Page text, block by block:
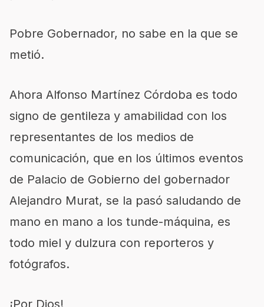
Pobre Gobernador, no sabe en la que se
metió.
Ahora Alfonso Martínez Córdoba es todo
signo de gentileza y amabilidad con los
representantes de los medios de
comunicación, que en los últimos eventos
de Palacio de Gobierno del gobernador
Alejandro Murat, se la pasó saludando de
mano en mano a los tunde-máquina, es
todo miel y dulzura con reporteros y
fotógrafos.
¡Por Dios!